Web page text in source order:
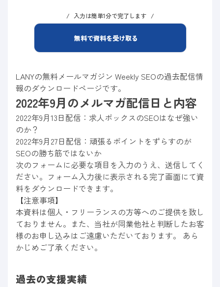
入力は簡単1分で完了します
無料で資料を受け取る
LANYの無料メールマガジン Weekly SEOの過去配信情
報のダウンロードページです。
2022年9月のメルマガ配信日と内容
2022年9月13日配信：求人ボックスのSEOはなぜ強い
のか？
2022年9月27日配信：頑張るポイントをずらすのが
SEOの勝ち筋ではないか
次のフォームに必要な項目を入力のうえ、送信してく
ださい。フォーム入力後に表示される完了画面にて資
料をダウンロードできます。
【注意事項】
本資料は個人・フリーランスの方等へのご提供を致し
ておりません。また、当社が同業他社と判断したお客
様のお申し込みはご遠慮いただいております。 あら
かじめご了承ください。
過去の支援実績